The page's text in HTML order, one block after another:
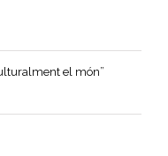
el món”